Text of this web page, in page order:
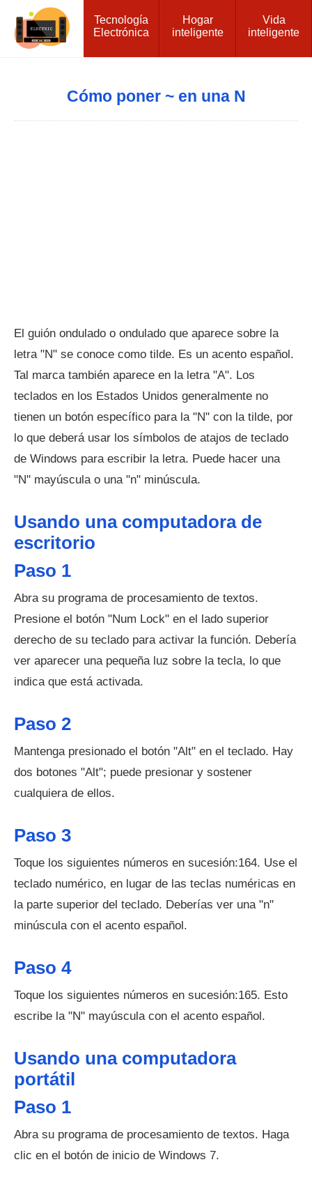
Tecnología
Electrónica
Hogar
inteligente
Vida
inteligente
Cómo poner ~ en una N
El guión ondulado o ondulado que aparece sobre la
letra "N" se conoce como tilde. Es un acento español.
Tal marca también aparece en la letra "A". Los
teclados en los Estados Unidos generalmente no
tienen un botón específico para la "N" con la tilde, por
lo que deberá usar los símbolos de atajos de teclado
de Windows para escribir la letra. Puede hacer una
"N" mayúscula o una "n" minúscula.
Usando una computadora de
escritorio
Paso 1
Abra su programa de procesamiento de textos.
Presione el botón "Num Lock" en el lado superior
derecho de su teclado para activar la función. Debería
ver aparecer una pequeña luz sobre la tecla, lo que
indica que está activada.
Paso 2
Mantenga presionado el botón "Alt" en el teclado. Hay
dos botones "Alt"; puede presionar y sostener
cualquiera de ellos.
Paso 3
Toque los siguientes números en sucesión:164. Use el
teclado numérico, en lugar de las teclas numéricas en
la parte superior del teclado. Deberías ver una "n"
minúscula con el acento español.
Paso 4
Toque los siguientes números en sucesión:165. Esto
escribe la "N" mayúscula con el acento español.
Usando una computadora
portátil
Paso 1
Abra su programa de procesamiento de textos. Haga
clic en el botón de inicio de Windows 7.